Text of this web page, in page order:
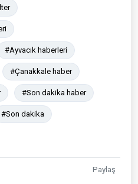
#Ayvacık haberleri
#Çanakkale haber
#Son dakika haber
#Son dakika
Paylaş